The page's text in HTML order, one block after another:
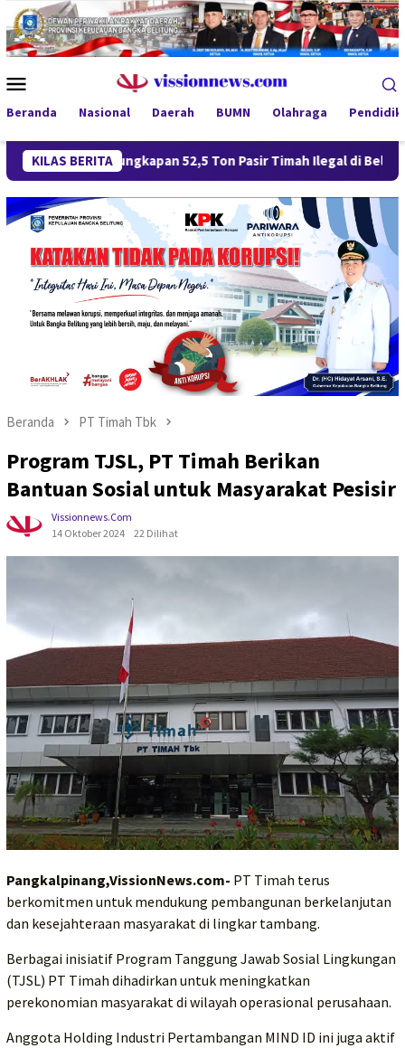
Loncat
ke
konten
Mobile
Beranda Nasional Daerah BUMN Olahraga
KILAS BERITA
Pengungkapan 52,5 Ton Pasir Timah Ilegal di Belitung
Beranda PT Timah Tbk
Program TJSL, PT Timah Berikan
Bantuan Sosial untuk Masyarakat Pesisir
Vissionnews.com
14 Oktober 2024
22 Dilihat
Pangkalpinang,VissionNews.com- PT Timah terus
berkomitmen untuk mendukung pembangunan berkelanjutan
dan kesejahteraan masyarakat di lingkar tambang.
Berbagai inisiatif Program Tanggung Jawab Sosial Lingkungan
(TJSL) PT Timah dihadirkan untuk meningkatkan
perekonomian masyarakat di wilayah operasional perusahaan.
Anggota Holding Industri Pertambangan MIND ID ini juga aktif